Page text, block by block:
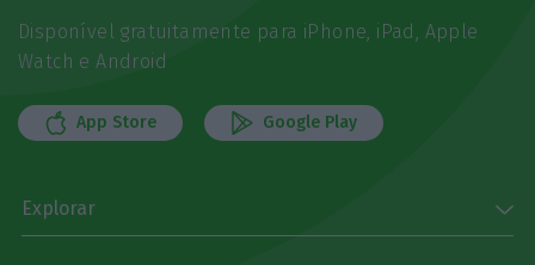
Disponível gratuitamente para iPhone, iPad, Apple
Watch e Android
App Store Google Play
Explorar